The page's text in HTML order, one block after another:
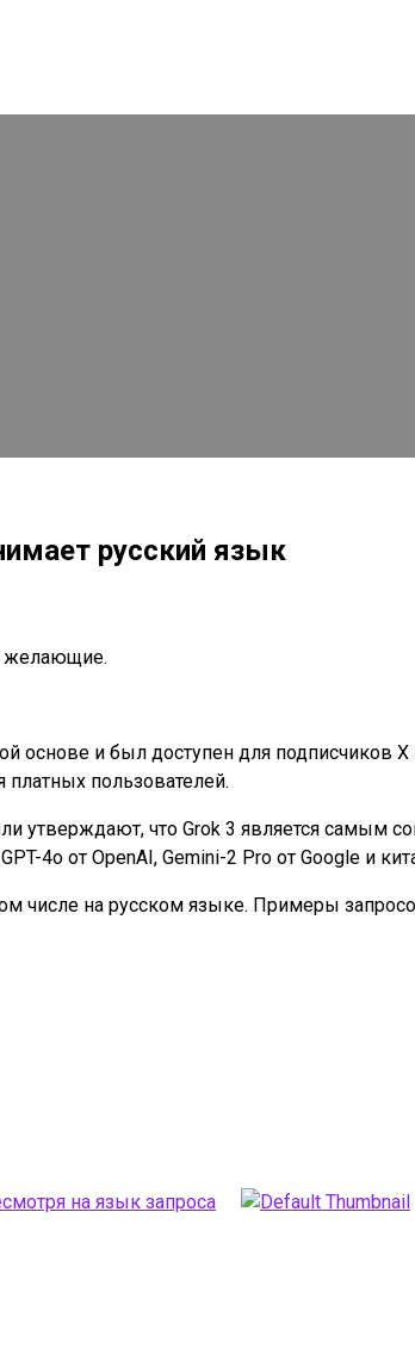
русский язык
желающие.
основе и был доступен для подписчиков
пользователей.
утверждают, что Grok 3 является самым
4o от OpenAI, Gemini-2 Pro от Google и
числе на русском языке. Примеры
на язык запроса